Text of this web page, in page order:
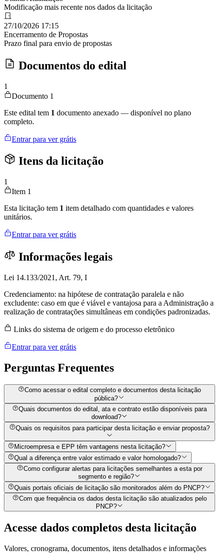
Modificação mais recente nos dados da licitação
27/10/2026 17:15
Encerramento de Propostas
Prazo final para envio de propostas
Documentos do edital
1
Documento 1
Este edital tem 1 documento anexado — disponível no plano
completo.
Entrar para ver grátis
Itens da licitação
1
Item 1
Esta licitação tem 1 item detalhado com quantidades e valores
unitários.
Entrar para ver grátis
Informações legais
Lei 14.133/2021, Art. 79, I
Credenciamento: na hipótese de contratação paralela e não
excludente: caso em que é viável e vantajosa para a Administração a
realização de contratações simultâneas em condições padronizadas.
Links do sistema de origem e do processo eletrônico
Entrar para ver grátis
Perguntas Frequentes
Como acessar o edital completo e documentos desta licitação
pública?
Quais documentos do edital, ata e contrato estão disponíveis para
download?
Quais os requisitos para participar desta licitação e enviar proposta?
Microempresa e EPP têm vantagens nesta licitação?
Qual a diferença entre valor estimado e valor homologado?
Como configurar alertas para licitações semelhantes a esta por
segmento e região?
Quais portais oficiais de licitação são monitorados além do PNCP?
Com que frequência os dados desta licitação são atualizados pelo
PNCP?
Acesse dados completos desta licitação
Valores, cronograma, documentos, itens detalhados e informações